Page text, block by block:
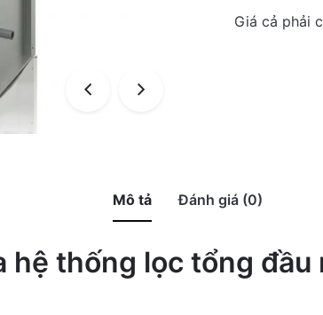
Giá cả phải
Mô tả Đánh giá (0)
thống lọc tổng đầu